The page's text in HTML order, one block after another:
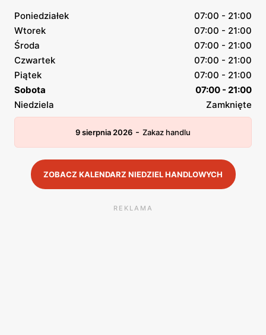
Poniedziałek
07:00 - 21:00
Wtorek
07:00 - 21:00
Środa
07:00 - 21:00
Czwartek
07:00 - 21:00
Piątek
07:00 - 21:00
Sobota
07:00 - 21:00
Niedziela
Zamknięte
9 sierpnia 2026 - Zakaz handlu
ZOBACZ KALENDARZ NIEDZIEL HANDLOWYCH
REKLAMA